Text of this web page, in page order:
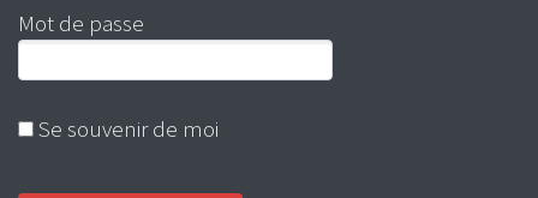
Mot de passe
Se souvenir de moi